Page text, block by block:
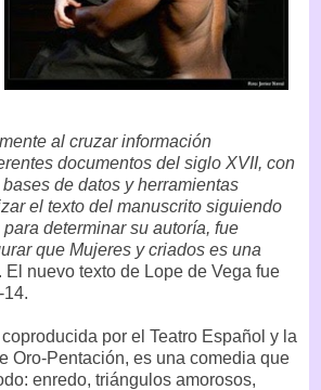
al cruzar información
documentos del siglo XVII, con
de datos y herramientas
el texto del manuscrito siguiendo
determinar su autoría, fue
que Mujeres y criados es una
El nuevo texto de Lope de Vega fue
14.
coproducida por el Teatro Español y la
Oro-Pentación, es una comedia que
enredo, triángulos amorosos,